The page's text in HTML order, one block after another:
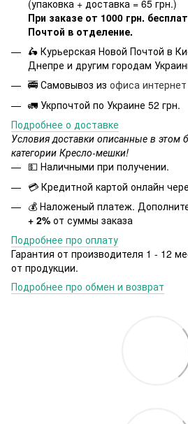
(упаковка + доставка = 65 грн.)
При заказе от 1000 грн.
Почтой в отделение.
🛵 Курьерская Новой Почтой в
Днепре и другим городам
🚎 Самовывоз из офиса
🚛 Укрпочтой по Украине 52 грн.
Подробнее о доставке
Условия доставки описанные в этом
категории Кресло-мешки!
💵 Наличными при получении.
💳 Кредитной картой онлайн
💰 Наложеный платеж.
+ 2% от суммы заказа
Подробнее про оплату
Гарантия от производителя 1 - 12
от продукции.
Подробнее про обмен и возврат